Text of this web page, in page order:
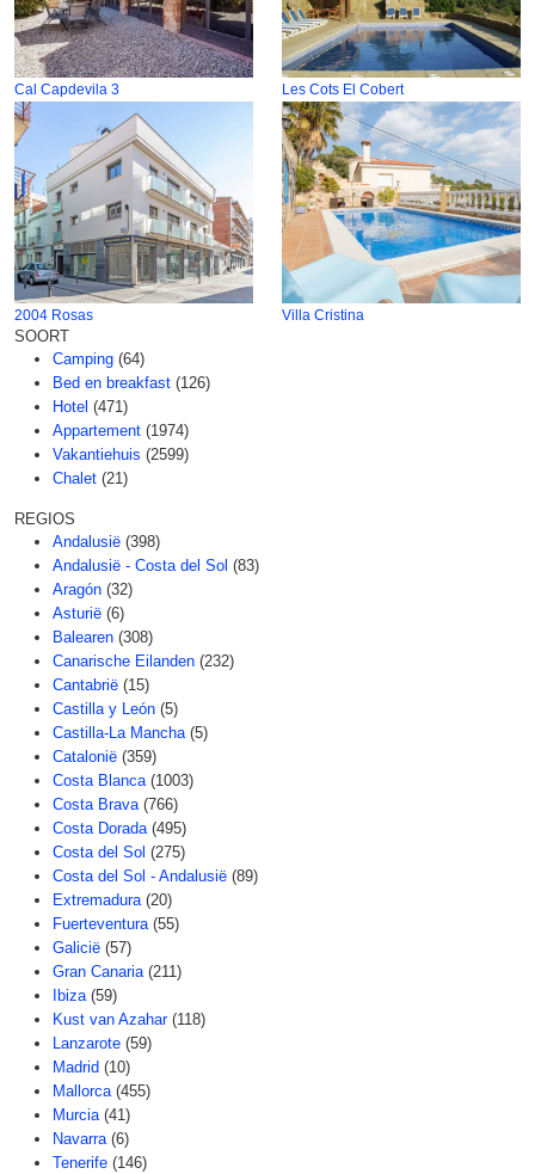
Cal Capdevila 3 Les Cots El Cobert
2004 Rosas Villa Cristina
SOORT
Camping (64)
Bed en breakfast (126)
Hotel (471)
Appartement (1974)
Vakantiehuis (2599)
Chalet (21)
REGIOS
Andalusië (398)
Andalusië - Costa del Sol (83)
Aragón (32)
Asturië (6)
Balearen (308)
Canarische Eilanden (232)
Cantabrië (15)
Castilla y León (5)
Castilla-La Mancha (5)
Catalonië (359)
Costa Blanca (1003)
Costa Brava (766)
Costa Dorada (495)
Costa del Sol (275)
Costa del Sol - Andalusië (89)
Extremadura (20)
Fuerteventura (55)
Galicië (57)
Gran Canaria (211)
Ibiza (59)
Kust van Azahar (118)
Lanzarote (59)
Madrid (10)
Mallorca (455)
Murcia (41)
Navarra (6)
Tenerife (146)